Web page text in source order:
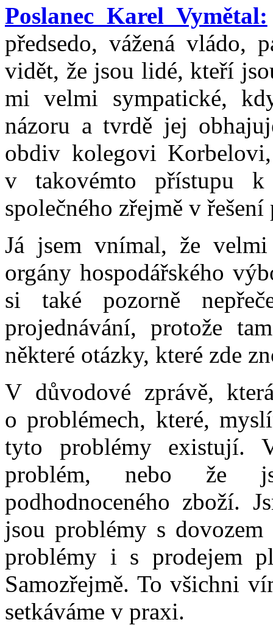
Poslanec Karel Vymětal:
předsedo, vážená vládo,
vidět, že jsou lidé, kteří
mi velmi sympatické,
názoru a tvrdě jej
obdiv kolegovi
v takovémto přístupu
společného zřejmě v
Já jsem vnímal, že
orgány hospodářského
si také pozorně
projednávání, protože
některé otázky, které zde
V důvodové zprávě,
o problémech, které,
tyto problémy existují.
problém, nebo že
podhodnoceného zboží.
jsou problémy s
problémy i s prodejem
Samozřejmě. To všichni
setkáváme v praxi.